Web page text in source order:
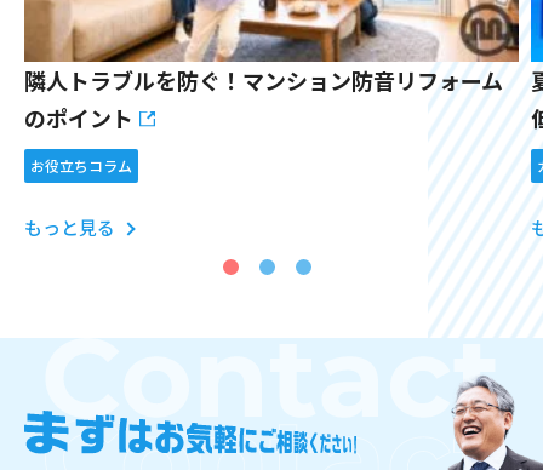
隣人トラブルを防ぐ！マンション防音リフォーム
のポイント
お役立ちコラム
もっと見る